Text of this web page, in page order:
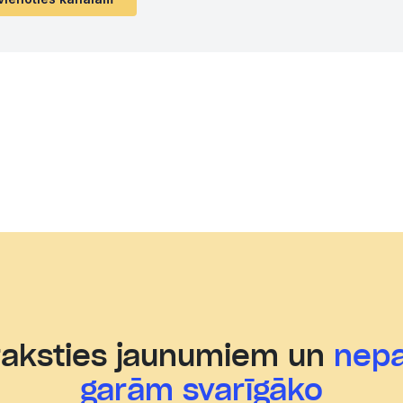
jaunumiem un
garām svarīgāko